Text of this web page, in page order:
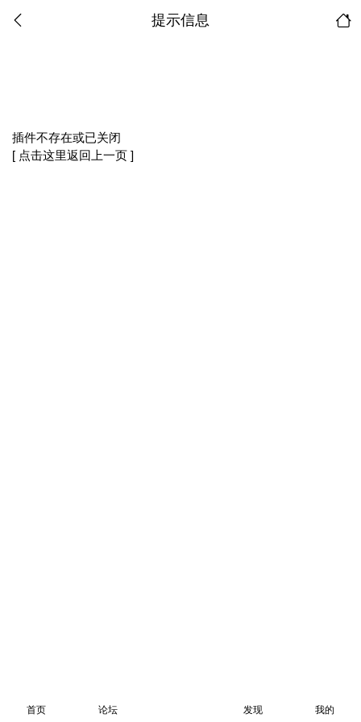
提示信息
插件不存在或已关闭
[ 点击这里返回上一页 ]
首页 论坛 发现 我的